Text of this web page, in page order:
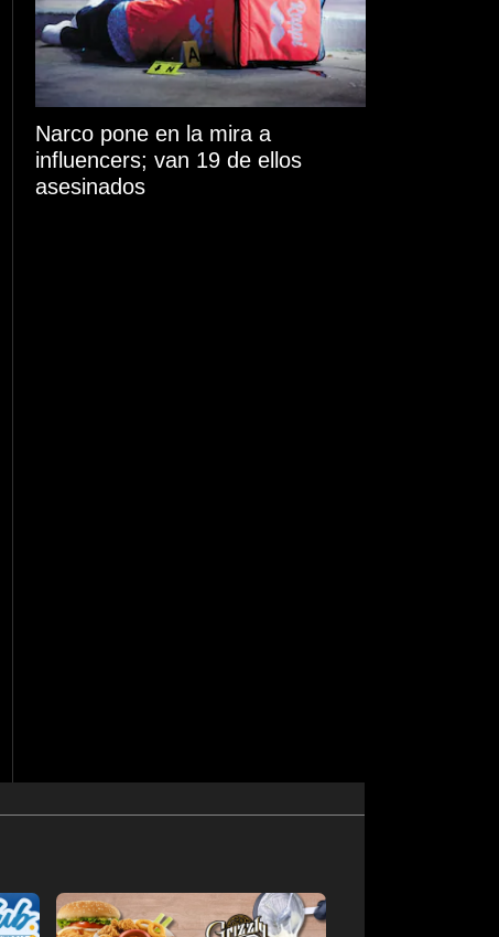
Narco pone en la mira a
influencers; van 19 de ellos
asesinados